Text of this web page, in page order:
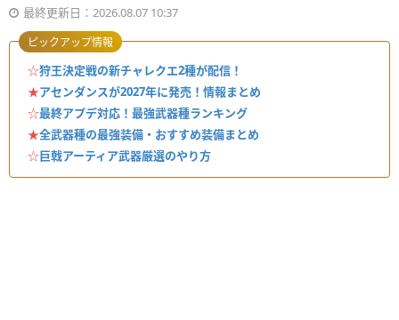
最終更新日：2026.08.07 10:37
☆狩王決定戦の新チャレクエ2種が配信！
★アセンダンスが2027年に発売！情報まとめ
☆最終アプデ対応！最強武器種ランキング
★全武器種の最強装備・おすすめ装備まとめ
☆巨戟アーティア武器厳選のやり方
ピックアップ情報